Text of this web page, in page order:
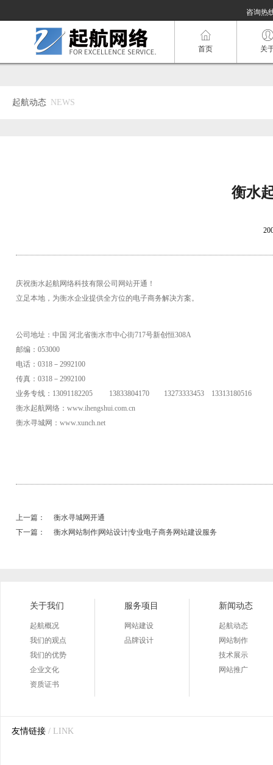
咨询热
首页 关
起航动态 NEWS
衡水
庆祝衡水起航网络科技有限公司 网站开通！
立足本地，为衡水企业提供全方位的电子商务解决方案。
公司地址：中国 河北省衡水市中心街717号新创恒308A
邮编：053000
电话：0318－2992100
传真：0318－2992100
业务专线：13091182205 13833804170 13273333453 13313180516
衡水起航网络： www.ihengshui.com.cn
衡水寻城网： www.xunch.net
上一篇：
衡水寻城网开通
下一篇：
衡水网站制作|网站设计|专业电子商务网站建设服务
关于我们
起航概况
我们的观点
我们的优势
企业文化
资质证书
服务项目
网站建设
品牌设计
新闻动态
起航动态
网站制作
技术展示
网站推广
友情链接 / LINK